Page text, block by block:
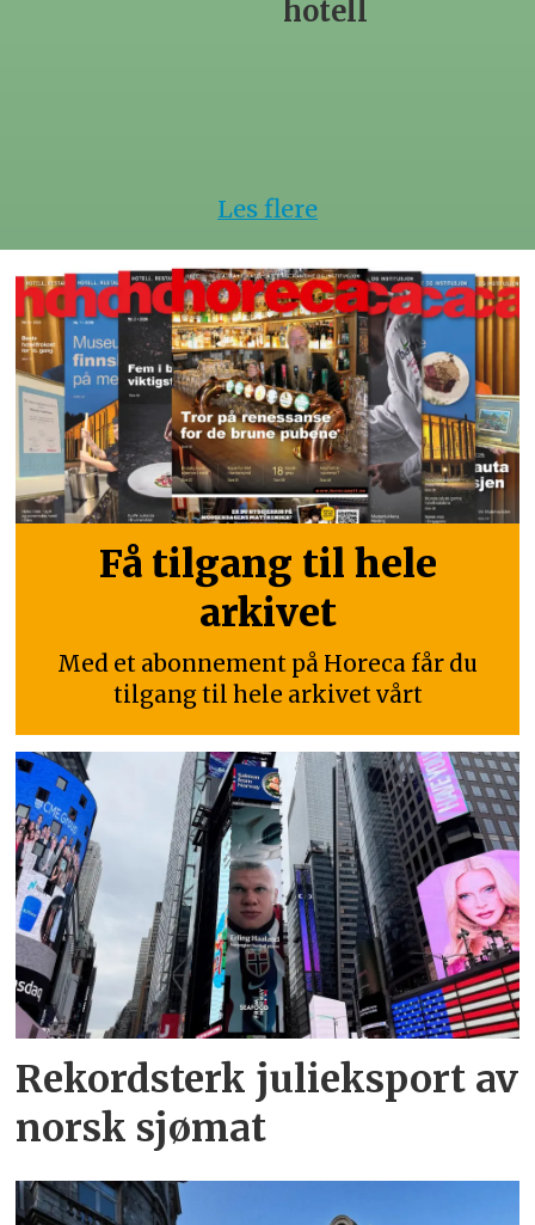
Les flere
Få tilgang til hele
arkivet
Med et abonnement på Horeca får du
tilgang til hele arkivet vårt
Rekordsterk julieksport av
norsk sjømat